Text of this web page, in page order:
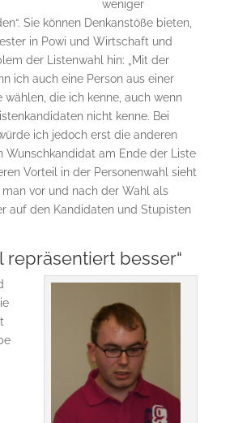
weniger
Sie können Denkanstöße bieten,
in Powi und Wirtschaft und
der Listenwahl hin: „Mit der
ich auch eine Person aus einer
wählen, die ich kenne, auch wenn
nicht kenne. Bei
ich jedoch erst die anderen
Wunschkandidat am Ende der Liste
Vorteil in der Personenwahl sieht
vor und nach der Wahl als
auf den Kandidaten und Stupisten
repräsentiert besser“